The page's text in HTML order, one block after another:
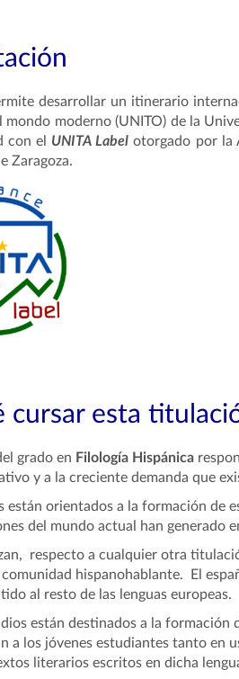
desarrollar un itinerario
mondo moderno (UNITO) de la
con el UNITA Label otorgado por la
Zaragoza.
cursar esta
grado en Filología Hispánica
y a la creciente demanda que
están orientados a la formación de
del mundo actual han generado
respecto a cualquier otra
hispanohablante. El
al resto de las lenguas europeas.
están destinados a la formación
a los jóvenes estudiantes tanto en
literarios escritos en dicha